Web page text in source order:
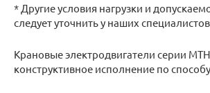
* Другие условия нагрузки и
следует уточнить у наших специалистов.
Крановые электродвигатели серии
конструктивное исполнение по